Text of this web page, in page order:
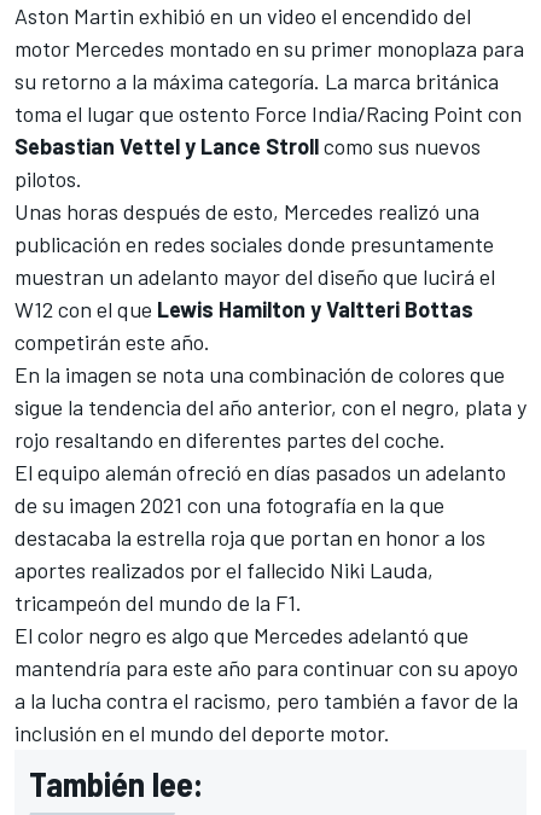
Aston Martin exhibió en un video el encendido del
motor Mercedes montado en su primer monoplaza para
su retorno a la máxima categoría. La marca británica
toma el lugar que ostento Force India/Racing Point con
Sebastian Vettel y Lance Strollcomo sus nuevos
pilotos.
Unas horas después de esto, Mercedes realizó una
publicación en redes sociales donde presuntamente
muestran un adelanto mayor del diseño que lucirá el
W12 con el que Lewis Hamilton y Valtteri Bottas
competirán este año.
En la imagen se nota una combinación de colores que
sigue la tendencia del año anterior, con el negro, plata y
rojo resaltando en diferentes partes del coche.
El equipo alemán ofreció en días pasados un adelanto
de su imagen 2021 con una fotografía en la que
destacaba la estrella roja que portan en honor a los
aportes realizados por el fallecido Niki Lauda,
tricampeón del mundo de la F1.
El color negro es algo que Mercedes adelantó que
mantendría para este año para continuar con su apoyo
a la lucha contra el racismo, pero también a favor de la
inclusión en el mundo del deporte motor.
También lee: